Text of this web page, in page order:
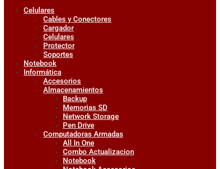
Celulares
Cables y Conectores
Cargador
Celulares
Protector
Soportes
Notebook
Informática
Accesorios
Almacenamientos
Backup
Memorias SD
Network Storage
Pen Drive
Computadoras Armadas
All In One
Combo Actualizacion
Notebook